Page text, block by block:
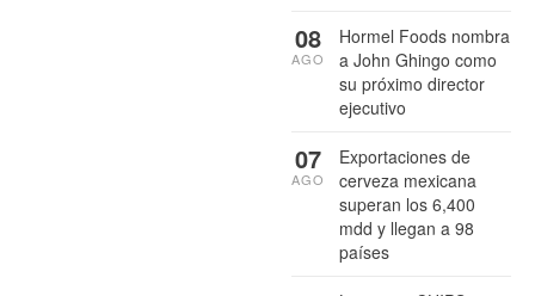
Hormel Foods nombra
a John Ghingo como
su próximo director
ejecutivo
08
AGO
Exportaciones de
cerveza mexicana
superan los 6,400
mdd y llegan a 98
países
07
AGO